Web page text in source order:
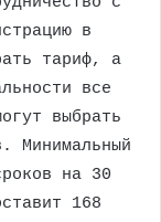
в
тариф, а
все
выбрать
Минимальный
на 30
168